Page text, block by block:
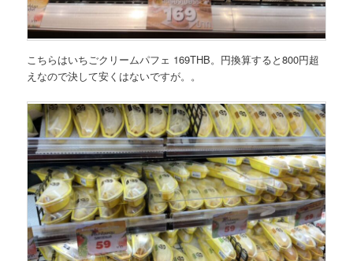
こちらはいちごクリームパフェ 169THB。円換算すると800円超
えなので決して安くはないですが。。